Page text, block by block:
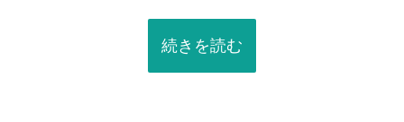
続きを読む